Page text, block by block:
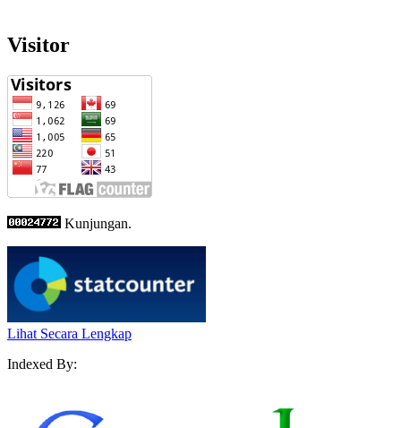
Visitor
Kunjungan.
Lihat Secara Lengkap
Indexed By: